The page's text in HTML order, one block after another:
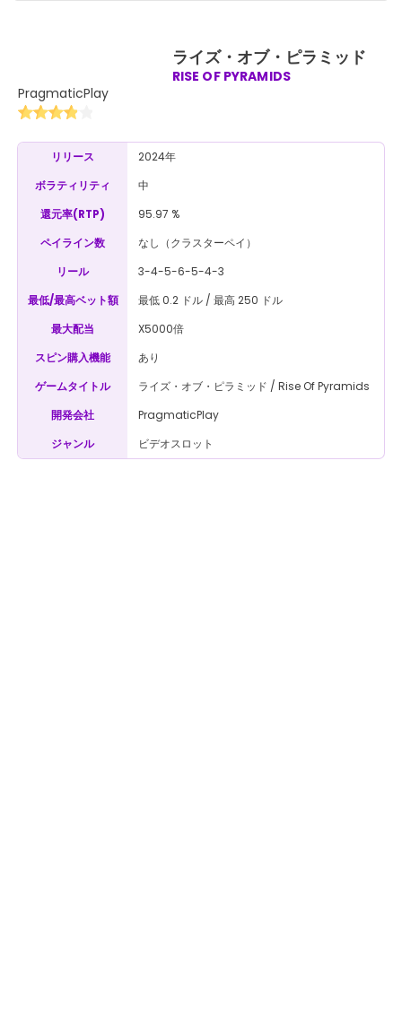
ライズ・オブ・ピラミッド
RISE OF PYRAMIDS
PragmaticPlay
リリース 2024年
ボラティリティ 中
還元率(RTP) 95.97 %
ペイライン数 なし（クラスターペイ）
リール 3-4-5-6-5-4-3
最低/最高ベット額 最低 0.2 ドル / 最高 250 ドル
最大配当 X5000倍
スピン購入機能 あり
ゲームタイトル ライズ・オブ・ピラミッド / Rise Of Pyramids
開発会社 PragmaticPlay
ジャンル ビデオスロット